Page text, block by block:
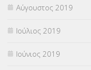
Αύγουστος 2019
Ιούλιος 2019
Ιούνιος 2019